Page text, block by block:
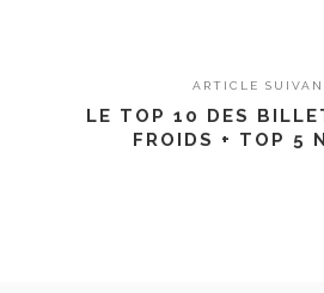
ARTICLE
LE TOP 10 DES
FROIDS + TOP 5